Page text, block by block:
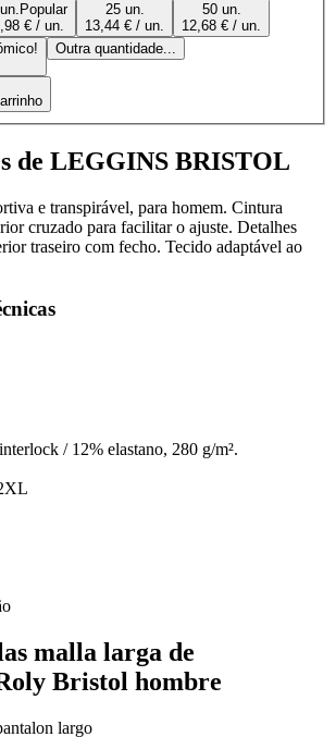
Popular
€ / un.
25 un.
13,44 € / un.
50 un.
12,68 € / un.
Outra quantidade...
de LEGGINS BRISTOL
e transpirável, para homem. Cintura
cruzado para facilitar o ajuste. Detalhes
traseiro com fecho. Tecido adaptável ao
/ 12% elastano, 280 g/m².
malla larga de
Bristol hombre